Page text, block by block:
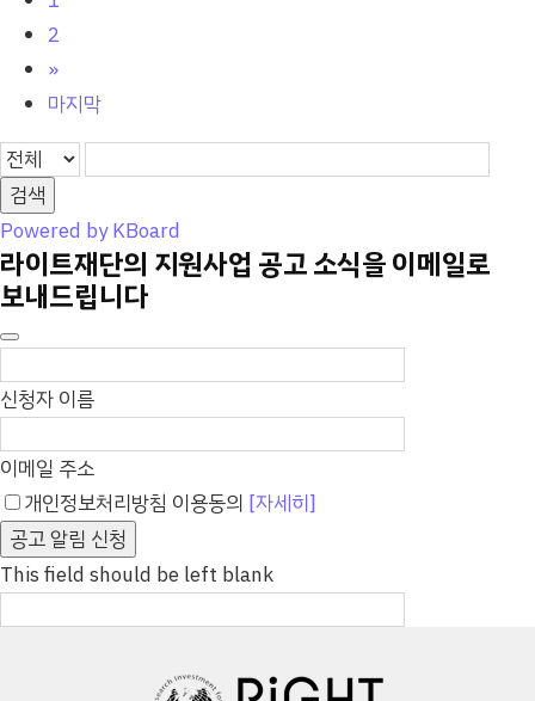
2
»
마지막
검색
Powered by KBoard
라이트재단의 지원사업 공고 소식을 이메일로
보내드립니다
신청자 이름
이메일 주소
개인정보처리방침 이용동의 [자세히]
공고 알림 신청
This field should be left blank